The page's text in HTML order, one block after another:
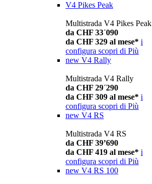
V4 Pikes Peak
Multistrada V4 Pikes Peak
da CHF 33´090
da CHF 329 al mese* i
configura scopri di Più
new V4 Rally
Multistrada V4 Rally
da CHF 29´290
da CHF 309 al mese* i
configura scopri di Più
new V4 RS
Multistrada V4 RS
da CHF 39’690
da CHF 419 al mese* i
configura scopri di Più
new V4 RS 100